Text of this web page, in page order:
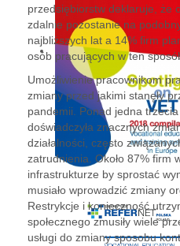
przedsiębiorstw deklaruje, że
zdalnie pozostanie na
najbliższych lat a 14% firm
osób pracujących w ten
Umożliwienie pracownikom
zmiany przed jakimi stanęły
pandemii. Ponad jedna
doświadczyła znacznych
działalności, często
zatrudnienia. Około 87% firm
infrastrukturze by sprostać
musiało wprowadzić zmiany
Restrykcje i konieczność
społecznego zmusiły wiele
usługi do zmiany sposobu